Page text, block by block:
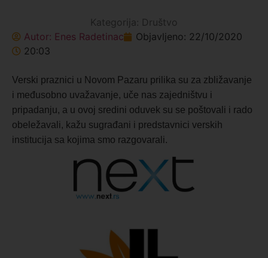
Kategorija: Društvo
Autor: Enes Radetinac Objavljeno: 22/10/2020
20:03
Verski praznici u Novom Pazaru prilika su za zbližavanje
i međusobno uvažavanje, uče nas zajedništvu i
pripadanju, a u ovoj sredini oduvek su se poštovali i rado
obeležavali, kažu sugrađani i predstavnici verskih
institucija sa kojima smo razgovarali.